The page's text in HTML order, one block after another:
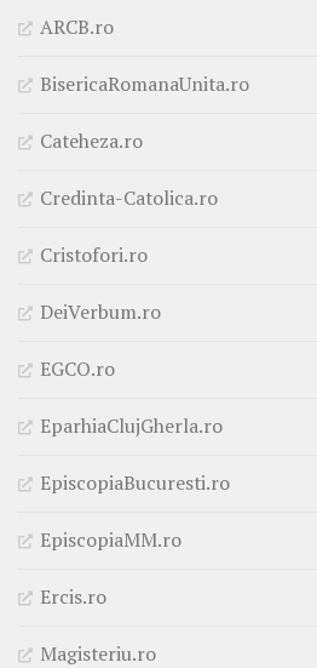
ARCB.ro
BisericaRomanaUnita.ro
Cateheza.ro
Credinta-Catolica.ro
Cristofori.ro
DeiVerbum.ro
EGCO.ro
EparhiaClujGherla.ro
EpiscopiaBucuresti.ro
EpiscopiaMM.ro
Ercis.ro
Magisteriu.ro